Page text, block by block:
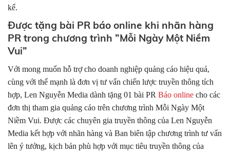
kể.
Được tặng bài PR báo online khi nhãn hàng
PR trong chương trình ”Mỗi Ngày Một Niềm
Vui”
Với mong muốn hỗ trợ cho doanh nghiệp quảng cáo hiệu quả,
cùng với thế mạnh là đơn vị tư vấn chiến lược truyền thông tích
hợp, Len Nguyễn Media dành tặng 01 bài PR Báo online cho các
đơn thị tham gia quảng cáo trên chương trình Mỗi Ngày Một
Niềm Vui. Được các chuyên gia truyền thông của Len Nguyễn
Media kết hợp với nhãn hàng và Ban biên tập chương trình tư vấn
lên ý tưởng, kịch bản phù hợp với mục tiêu truyền thông của